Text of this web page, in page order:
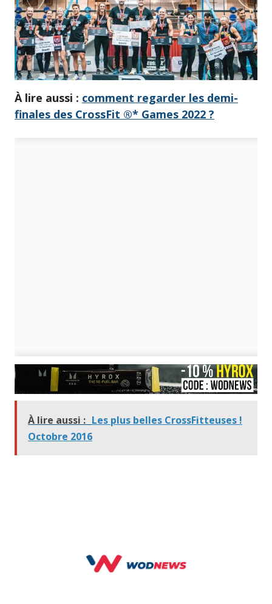
À lire aussi : comment regarder les demi-
finales des CrossFit ®* Games 2022 ?
À lire aussi : Les plus belles CrossFitteuses !
Octobre 2016